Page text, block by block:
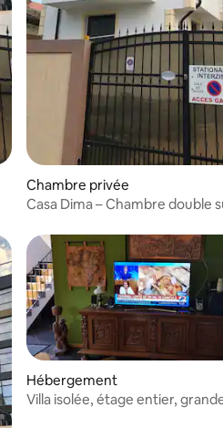
Chambre privée
Casa Dima – Chambre double
Hébergement
Villa isolée, étage entier,